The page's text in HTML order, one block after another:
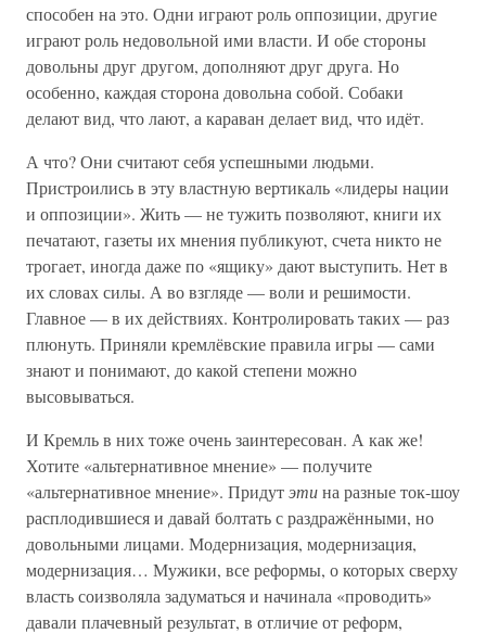
способен на это. Одни играют роль оппозиции, другие
играют роль недовольной ими власти. И обе стороны
довольны друг другом, дополняют друг друга. Но
особенно, каждая сторона довольна собой. Собаки
делают вид, что лают, а караван делает вид, что идёт.
А что? Они считают себя успешными людьми.
Пристроились в эту властную вертикаль «лидеры нации
и оппозиции». Жить — не тужить позволяют, книги их
печатают, газеты их мнения публикуют, счета никто не
трогает, иногда даже по «ящику» дают выступить. Нет в
их словах силы. А во взгляде — воли и решимости.
Главное — в их действиях. Контролировать таких — раз
плюнуть. Приняли кремлёвские правила игры — сами
знают и понимают, до какой степени можно
высовываться.
И Кремль в них тоже очень заинтересован. А как же!
Хотите «альтернативное мнение» — получите
«альтернативное мнение». Придутэтина разные ток-шоу
расплодившиеся и давай болтать с раздражёнными, но
довольными лицами. Модернизация, модернизация,
модернизация… Мужики, все реформы, о которых сверху
власть соизволяла задуматься и начинала «проводить»
давали плачевный результат, в отличие от реформ,